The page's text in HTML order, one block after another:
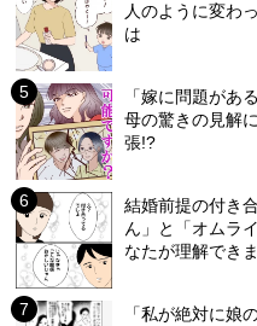
人のように変わ
は
「嫁に問題があ
母の驚きの見解
張!?
結婚前提の付き
ん」と「オムラ
なたが理解でき
「私が絶対に娘